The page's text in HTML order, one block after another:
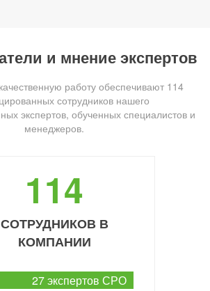
и мнение экспертов
работу обеспечивают 114
сотрудников нашего
экспертов, обученных специалистов и
менеджеров.
114
СОТРУДНИКОВ В
КОМПАНИИ
27 экспертов СРО